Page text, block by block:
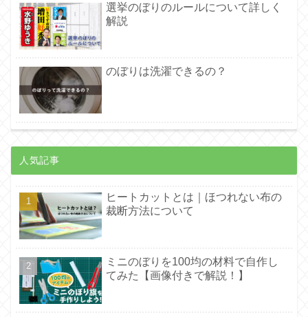
選挙のぼりのルールについて詳しく
解説
のぼりは洗濯できるの？
人気記事
ヒートカットとは｜ほつれない布の
裁断方法について
ミニのぼりを100均の材料で自作し
てみた【画像付きで解説！】